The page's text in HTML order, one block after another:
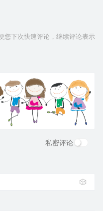
您下次快速评论，继续评论表示
私密评论
🎲